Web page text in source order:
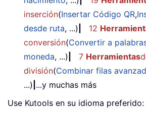
inserción(Insertar Código QR,
desde ruta, ...) 12
conversión(Convertir a
moneda, ...) 7 Herramientas
división(Combinar filas
...) ...y muchas más
Use Kutools en su idioma